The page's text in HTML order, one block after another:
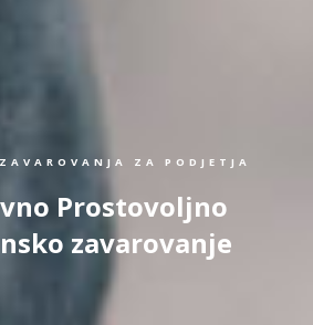
ZA PODJETJA
Prostovoljno
zavarovanje